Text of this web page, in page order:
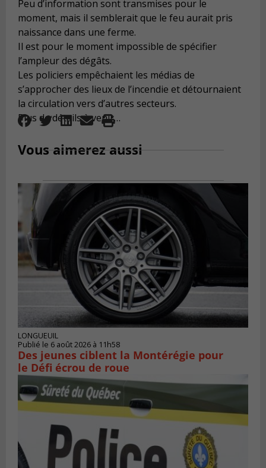
Peu d’information sont transmises pour le
moment, mais il semblerait que le feu aurait pris
naissance dans une ferme.
Il est pour le moment impossible de spécifier
l’ampleur des dégâts.
Les policiers empêchaient les médias de
s’approcher des lieux de l’incendie et détournaient
la circulation vers d’autres secteurs.
Plus de détails à venir…
Vous aimerez aussi
LONGUEUIL
Publié le 6 août 2026 à 11h58
Des jeunes ciblent la Montérégie pour
le Défi écrou de roue